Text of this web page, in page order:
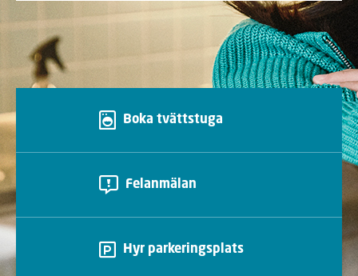
Boka tvättstuga
Felanmälan
Hyr parkeringsplats